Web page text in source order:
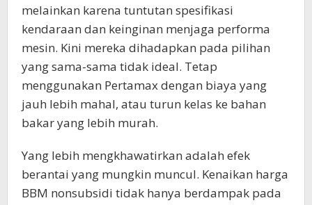
melainkan karena tuntutan spesifikasi
kendaraan dan keinginan menjaga performa
mesin. Kini mereka dihadapkan pada pilihan
yang sama-sama tidak ideal. Tetap
menggunakan Pertamax dengan biaya yang
jauh lebih mahal, atau turun kelas ke bahan
bakar yang lebih murah.
Yang lebih mengkhawatirkan adalah efek
berantai yang mungkin muncul. Kenaikan harga
BBM nonsubsidi tidak hanya berdampak pada